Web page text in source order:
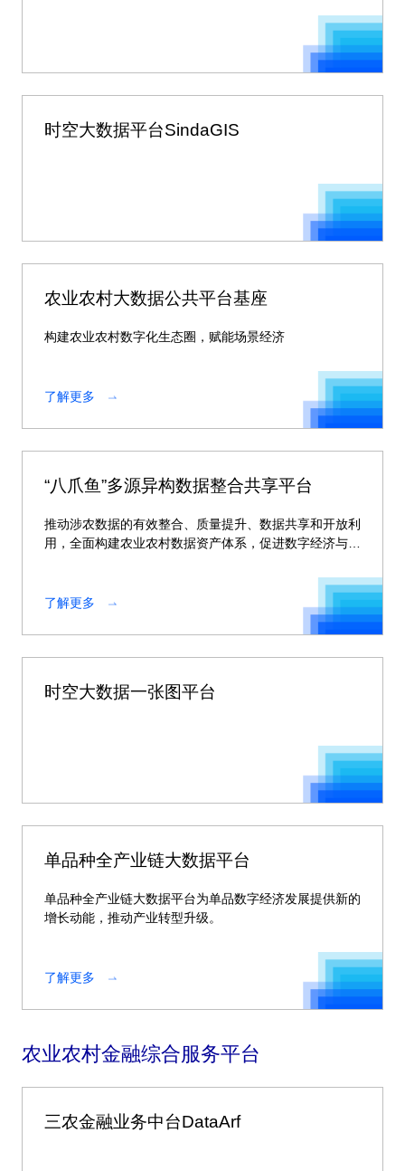
时空大数据平台SindaGIS
农业农村大数据公共平台基座
构建农业农村数字化生态圈，赋能场景经济
了解更多
“八爪鱼”多源异构数据整合共享平台
推动涉农数据的有效整合、质量提升、数据共享和开放利
用，全面构建农业农村数据资产体系，促进数字经济与乡
了解更多
时空大数据一张图平台
单品种全产业链大数据平台
单品种全产业链大数据平台为单品数字经济发展提供新的
增长动能，推动产业转型升级。
了解更多
农业农村金融综合服务平台
三农金融业务中台DataArf